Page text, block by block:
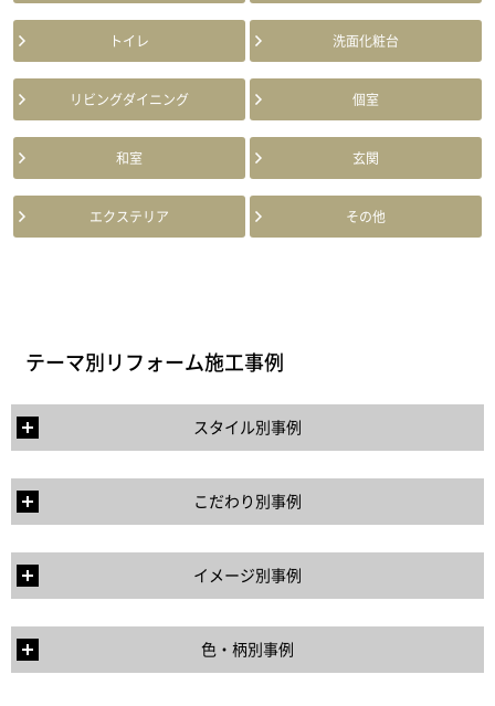
トイレ 洗面化粧台
リビングダイニング 個室
和室 玄関
エクステリア その他
テーマ別リフォーム施工事例
スタイル別事例
こだわり別事例
イメージ別事例
色・柄別事例